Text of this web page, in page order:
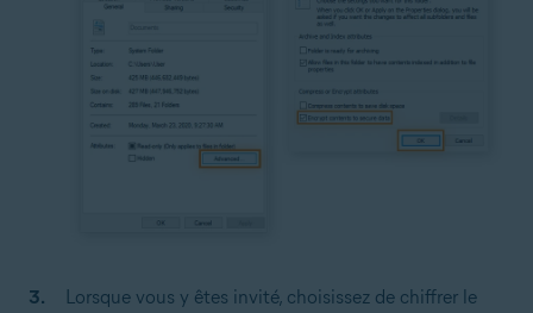
Lorsque vous y êtes invité, choisissez de chiffrer le